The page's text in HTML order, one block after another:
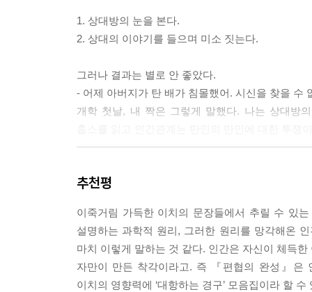
너지를 소비한다. 나는 천주교 신자이지만, 신이
신이 이렇게 멍청한 모습일 리가 없다.---「서점 로
원리는 간단했다. 십 원짜리 동전에 스카치테이프
전을 자판기에 넣고 반환 버튼을 누르면, 자판기
실 게임기계를 돌면서 계속 돈을 교환했다.
우리가 물었다.
- 부당한 대우를 받아선 안 됩니다.
가정교사가 말했다.
우리는 그 말이 무슨 뜻인지 잘 몰랐다.
- 표는 우리가 사 올게요.
우리는 가정교사를 벤치에 앉혀두고 다시 줄을 섰
1. 상대방의 눈을 본다.
2. 상대의 이야기를 들으며 미소 짓는다.
그러나 결과는 별로 안 좋았다.
- 어제 아버지가 탄 배가 침몰했어. 시신을 찾을 수
개학 첫날, 내 짝은 그렇게 말했다. 나는 상대방
이름표 옷핀: 4.5
핸드폰: 4.3
과학교과서: 2.3
책상 모서리: 5.6
……
추천평
이죽거림 가득한 이치의 문장들에서 추릴 수 있
설명하는 과학적 원리, 그러한 원리를 망각해온
마치 이렇게 말하는 것 같다. 인간은 자신이 체득
자만이 만든 착각이라고. 즉 『편협의 완성』은
이치의 영향력에 ‘대항하는 경구’ 모음집이라 할 수